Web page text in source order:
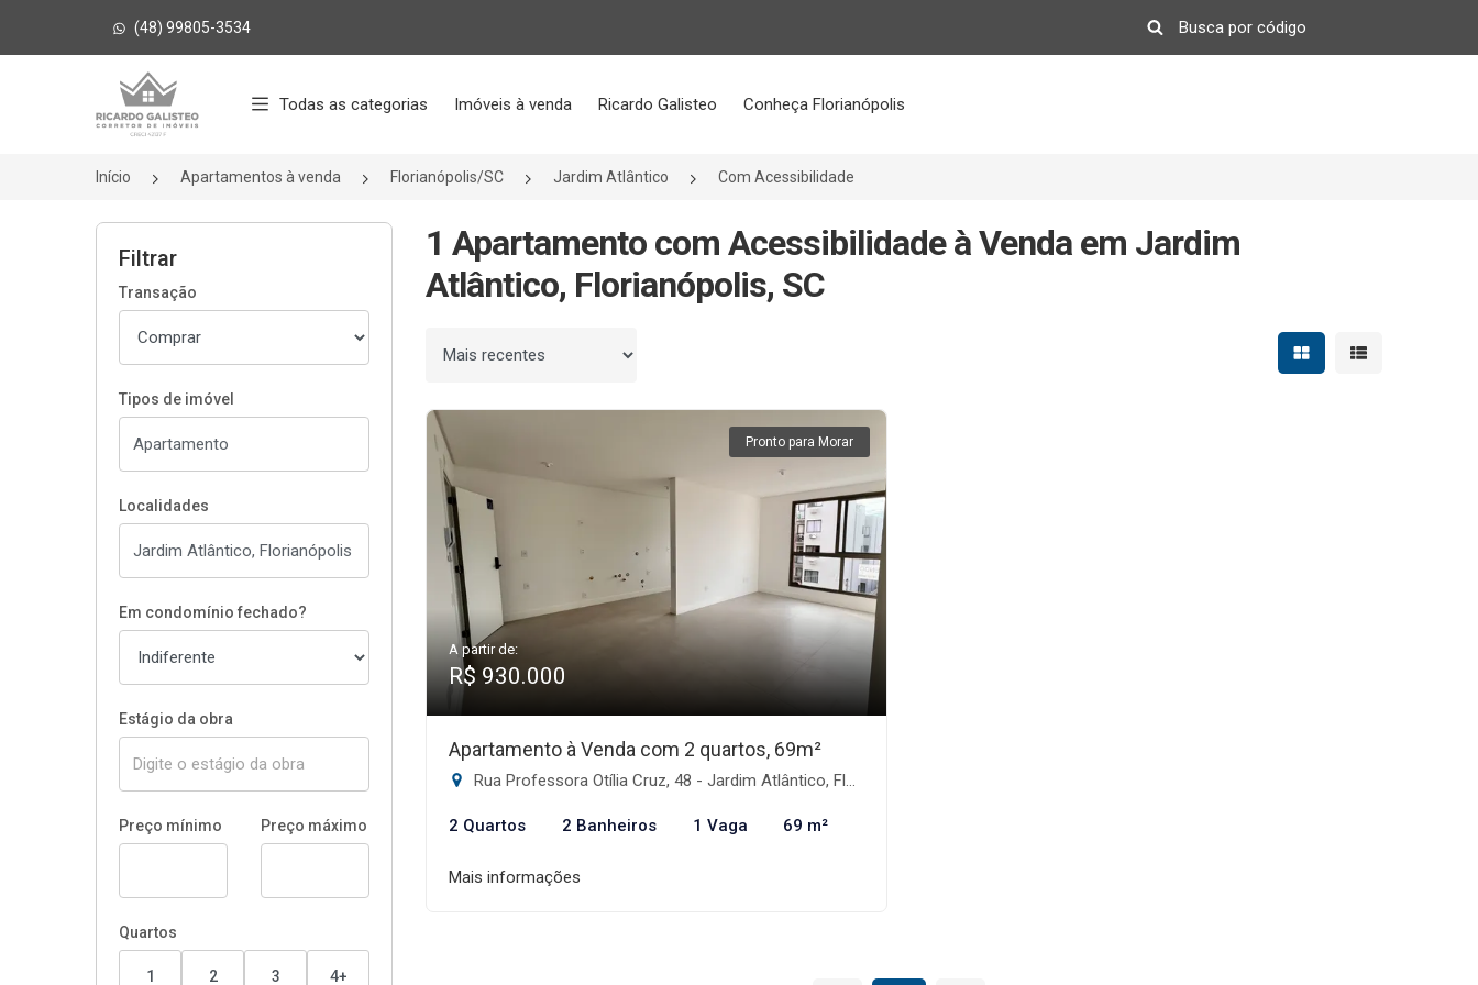
(48) 99805-3534
Página inicial
Todas as categorias Imóveis à venda Ricardo Galisteo Conheça Florianópolis
Início Apartamentos à venda Florianópolis/SC Jardim Atlântico Com Acessibilidade
Filtrar
Transação
Tipos de imóvel
Localidades
Em condomínio fechado?
Estágio da obra
Preço mínimo Preço máximo
Quartos
1 2 3 4+
1 Apartamento com Acessibilidade à Venda em Jardim
Atlântico, Florianópolis, SC
Ordenar por Mostrar resultados em
Mostrar
Pronto para Morar
A partir de:
R$ 930.000
Apartamento à Venda com 2 quartos, 69m²
Rua Professora Otília Cruz, 48 - Jardim Atlântico, Florianópolis-SC
2 Quartos 2 Banheiros 1 Vaga 69 m²
Mais informações